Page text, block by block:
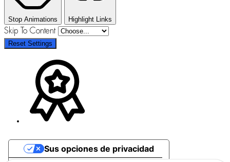
Stop Animations Highlight Links
Skip To Content
Reset Settings
Sus opciones de privacidad